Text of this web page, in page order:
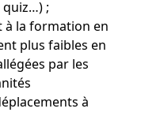
quiz…) ;
à la formation en
plus faibles en
par les
à